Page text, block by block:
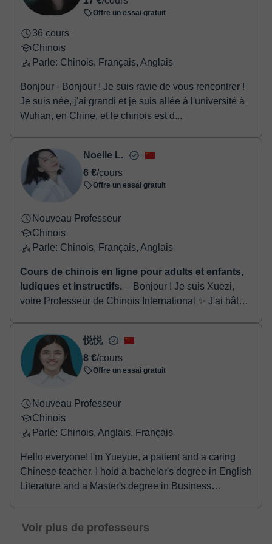
Offre un essai gratuit
36 cours
Chinois
Parle: Chinois, Français, Anglais
Bonjour - Bonjour ! Je suis ravie de vous rencontrer !
Je suis née, j'ai grandi et je suis allée à l'université à
Wuhan, en Chine, et le chinois est d...
Noelle L.
6 €/cours
Offre un essai gratuit
Nouveau Professeur
Chinois
Parle: Chinois, Français, Anglais
Cours de chinois en ligne pour adults et enfants,
ludiques et instructifs. ⏤ Bonjour ! Je suis Xuezi,
votre Professeur de Chinois International ✨ J'ai hâte
悦悦
8 €/cours
Offre un essai gratuit
Nouveau Professeur
Chinois
Parle: Chinois, Anglais, Français
Hello everyone! I'm Yueyue, a patient and a caring
Chinese teacher. I hold a bachelor's degree in English
Literature and a Master's degree in Business
other languages(CTCSOL), with a Mandarin
Voir plus de professeurs